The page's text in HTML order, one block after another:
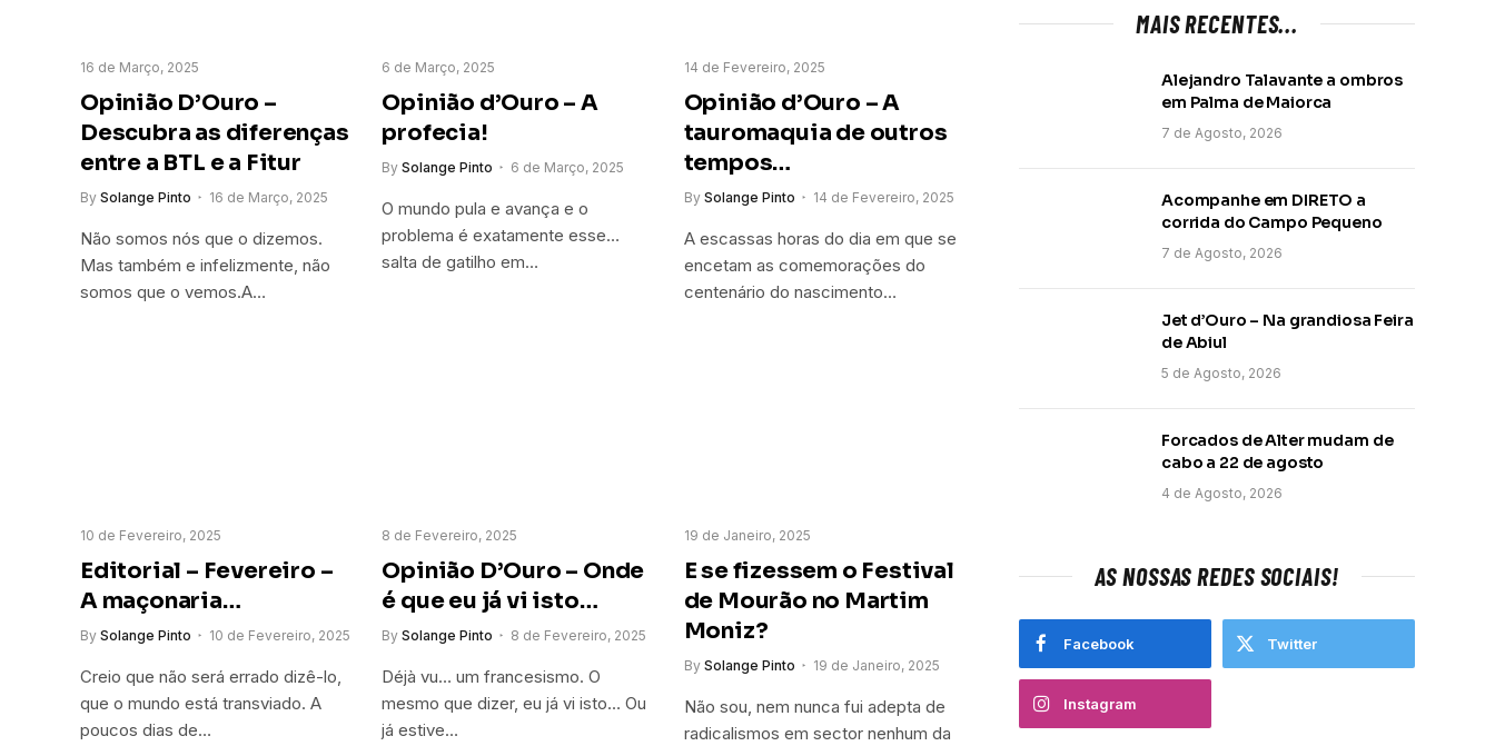
16 de Março, 2025
Opinião D’Ouro –
Descubra as diferenças
entre a BTL e a Fitur
By Solange Pinto 16 de Março, 2025
Não somos nós que o dizemos.
Mas também e infelizmente, não
somos que o vemos.A…
6 de Março, 2025
Opinião d’Ouro – A
profecia!
By Solange Pinto 6 de Março, 2025
O mundo pula e avança e o
problema é exatamente esse…
salta de gatilho em…
14 de Fevereiro, 2025
Opinião d’Ouro – A
tauromaquia de outros
tempos…
By Solange Pinto 14 de Fevereiro, 2025
A escassas horas do dia em que se
encetam as comemorações do
centenário do nascimento…
10 de Fevereiro, 2025
Editorial – Fevereiro –
A maçonaria…
By Solange Pinto 10 de Fevereiro, 2025
Creio que não será errado dizê-lo,
que o mundo está transviado. A
poucos dias de…
8 de Fevereiro, 2025
Opinião D’Ouro – Onde
é que eu já vi isto…
By Solange Pinto 8 de Fevereiro, 2025
Déjà vu… um francesismo. O
mesmo que dizer, eu já vi isto… Ou
já estive…
19 de Janeiro, 2025
E se fizessem o Festival
de Mourão no Martim
Moniz?
By Solange Pinto 19 de Janeiro, 2025
Não sou, nem nunca fui adepta de
radicalismos em sector nenhum da
MAIS RECENTES...
Alejandro Talavante a ombros
em Palma de Maiorca
7 de Agosto, 2026
Acompanhe em DIRETO a
corrida do Campo Pequeno
7 de Agosto, 2026
Jet d’Ouro – Na grandiosa Feira
de Abiul
5 de Agosto, 2026
Forcados de Alter mudam de
cabo a 22 de agosto
4 de Agosto, 2026
AS NOSSAS REDES SOCIAIS!
Facebook Twitter
Instagram